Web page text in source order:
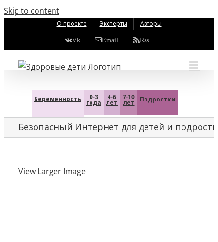
Skip to content
О проекте Эксперты Авторы
Vk Email Rss
Беременность 0-3
года
4-6
лет
7-10
лет Подростки
Безопасный Интернет для детей и
View Larger Image